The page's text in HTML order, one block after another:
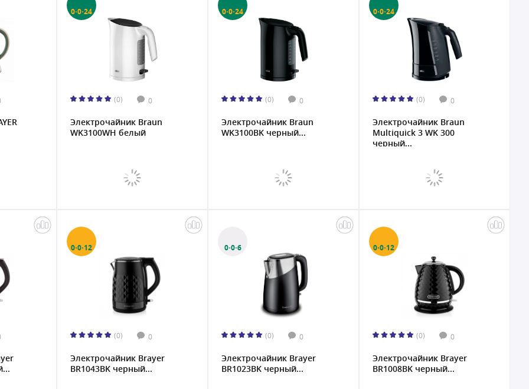
0·0·24
(0) 0
Электрочайник Braun
WK3100WH белый
0·0·24
(0) 0
Электрочайник Braun
WK3100BK черный...
0·0·24
(0) 0
Электрочайник Braun
Multiquick 3 WK 300
черный...
0·0·12
(0) 0
Электрочайник Brayer
BR1043BK черный...
0·0·6
(0) 0
Электрочайник Brayer
BR1023BK черный...
0·0·12
(0) 0
Электрочайник Brayer
BR1008BK черный...